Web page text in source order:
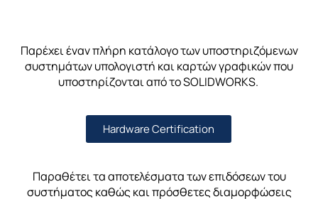
Παρέχει έναν πλήρη κατάλογο των υποστηριζόμενων
συστημάτων υπολογιστή και καρτών γραφικών που
υποστηρίζονται από το SOLIDWORKS.
Hardware Certification
Παραθέτει τα αποτελέσματα των επιδόσεων του
συστήματος καθώς και πρόσθετες διαμορφώσεις